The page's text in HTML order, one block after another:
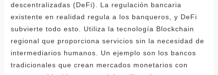
descentralizadas (DeFi). La regulación bancaria
existente en realidad regula a los banqueros, y DeFi
subvierte todo esto. Utiliza la tecnología Blockchain
regional que proporciona servicios sin la necesidad de
intermediarios humanos. Un ejemplo son los bancos
tradicionales que crean mercados monetarios con